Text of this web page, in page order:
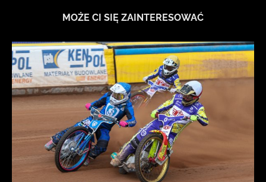
MOŻE CI SIĘ ZAINTERESOWAĆ